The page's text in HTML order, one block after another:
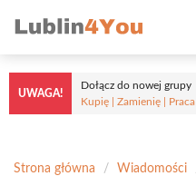
do
treści
UWAGA!
Dołącz do nowej grupy
Kupię | Zamienię | Praca
Strona główna / Wiadomości